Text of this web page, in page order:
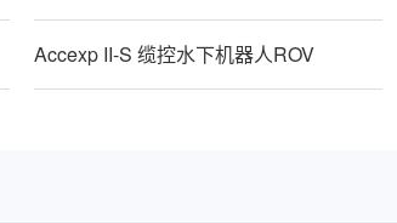
Accexp II-S 缆控水下机器人ROV